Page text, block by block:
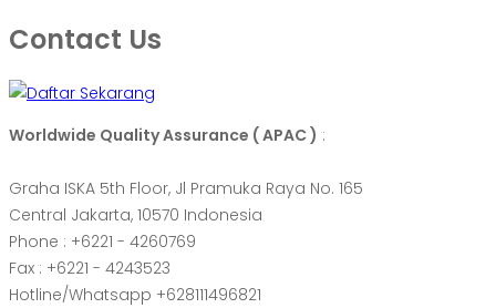
Contact Us
Worldwide Quality Assurance ( APAC ) :
Graha ISKA 5th Floor, Jl Pramuka Raya No. 165
Central Jakarta, 10570 Indonesia
Phone : +6221 - 4260769
Fax : +6221 - 4243523
Hotline/Whatsapp +628111496821